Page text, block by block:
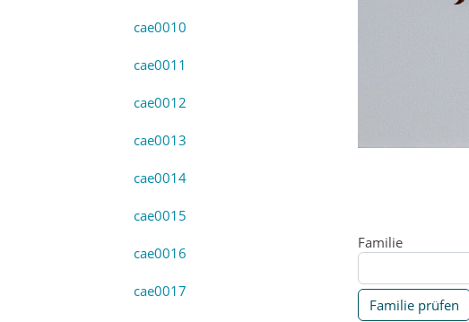
Familie
Familie prüfen
cae0010
cae0011
cae0012
cae0013
cae0014
cae0015
cae0016
cae0017